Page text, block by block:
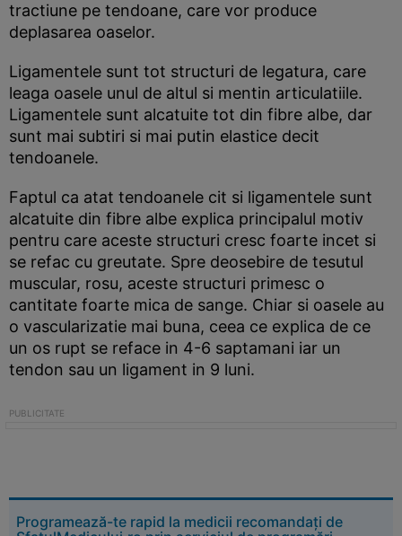
tractiune pe tendoane, care vor produce
deplasarea oaselor.
Ligamentele sunt tot structuri de legatura, care
leaga oasele unul de altul si mentin articulatiile.
Ligamentele sunt alcatuite tot din fibre albe, dar
sunt mai subtiri si mai putin elastice decit
tendoanele.
Faptul ca atat tendoanele cit si ligamentele sunt
alcatuite din fibre albe explica principalul motiv
pentru care aceste structuri cresc foarte incet si
se refac cu greutate. Spre deosebire de tesutul
muscular, rosu, aceste structuri primesc o
cantitate foarte mica de sange. Chiar si oasele au
o vascularizatie mai buna, ceea ce explica de ce
un os rupt se reface in 4-6 saptamani iar un
tendon sau un ligament in 9 luni.
Programează-te rapid la medicii recomandați de